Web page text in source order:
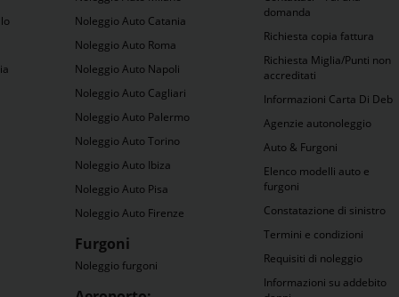
Noleggio Auto Catania
Noleggio Auto Roma
Noleggio Auto Napoli
Noleggio Auto Cagliari
Noleggio Auto Palermo
Noleggio Auto Torino
Noleggio Auto Ibiza
Noleggio Auto Pisa
Noleggio Auto Firenze
Furgoni
Noleggio furgoni
domanda
Richiesta copia fattura
Richiesta Miglia/Punti non
accreditati
Informazioni Carta Di Debito
Agenzie autonoleggio
Auto & Furgoni
Elenco modelli auto e
furgoni
Constatazione di sinistro
Termini e condizioni
Requisiti di noleggio
Informazioni su addebito